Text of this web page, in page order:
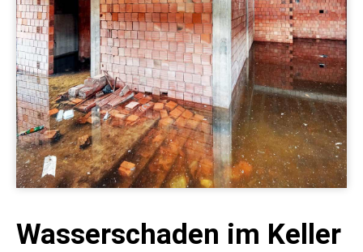
Wasserschaden im Keller